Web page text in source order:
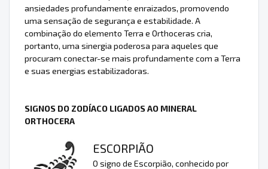
ansiedades profundamente enraizados, promovendo
uma sensação de segurança e estabilidade. A
combinação do elemento Terra e Orthoceras cria,
portanto, uma sinergia poderosa para aqueles que
procuram conectar-se mais profundamente com a Terra
e suas energias estabilizadoras.
SIGNOS DO ZODÍACO LIGADOS AO MINERAL
ORTHOCERA
ESCORPIÃO
O signo de Escorpião, conhecido por